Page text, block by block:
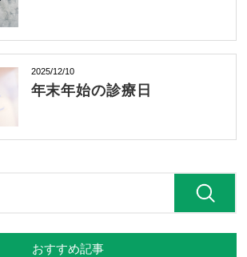
2025/12/10
年末年始の診療日
おすすめ記事